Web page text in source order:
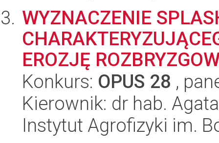
WYZNACZENIE
EROZJĘ
Konkurs: OPUS 28 ,
Kierownik: dr hab.
Instytut Agrofizyki im.